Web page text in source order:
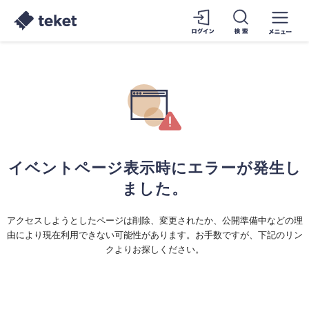
イベントページ表示時にエラーが発生し
ました。
アクセスしようとしたページは削除、変更されたか、公開準備中などの理
由により現在利用できない可能性があります。お手数ですが、下記のリン
クよりお探しください。